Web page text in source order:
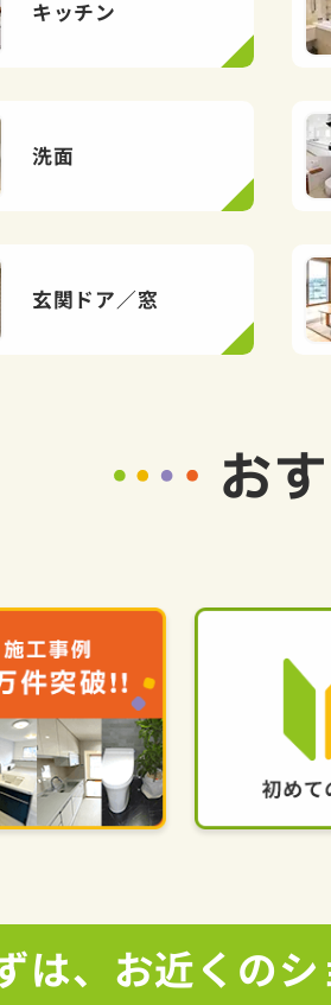
キッチン
洗面
玄関ドア／窓
お
は、お近くの